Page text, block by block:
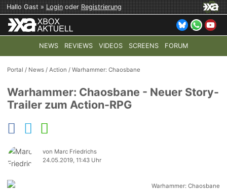
Hallo Gast »LoginoderRegistrierung
NEWS REVIEWS VIDEOS SCREENS FORUM
TOP-THEMEN: COD: MODERN WARFARE 4 HALO:
Portal / News /Action /Warhammer: Chaosbane
Warhammer: Chaosbane - Neuer Story-
Trailer zum Action-RPG
von Marc Friedrichs
24.05.2019, 11:43 Uhr